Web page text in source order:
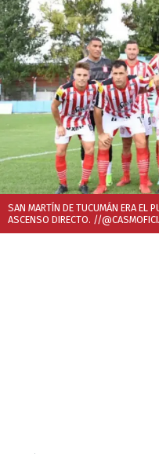
SAN MARTÍN DE TUCUMÁN ERA EL
ASCENSO DIRECTO. //